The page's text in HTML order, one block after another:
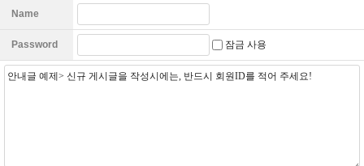
Name
Password 잠금 사용